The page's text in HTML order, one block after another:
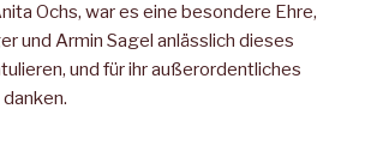
Ochs, war es eine besondere Ehre,
und Armin Sagel anlässlich dieses
und für ihr außerordentliches